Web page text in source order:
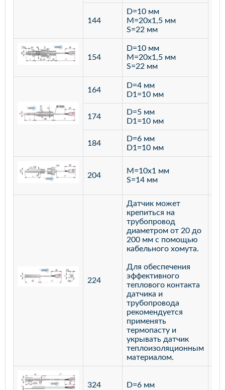
144
D=10 мм
M=20х1,5 мм
S=22 мм
154
D=10 мм
M=20х1,5 мм
S=22 мм
164
D=4 мм
D1=10 мм
174
D=5 мм
D1=10 мм
184
D=6 мм
D1=10 мм
204
M=10х1 мм
S=14 мм
224
Датчик может
крепиться на
трубопровод
диаметром от 20 до
200 мм с помощью
кабельного хомута.
Для обеспечения
эффективного
теплового контакта
датчика и
трубопровода
рекомендуется
применять
термопасту и
укрывать датчик
теплоизоляционным
материалом.
324 D=6 мм